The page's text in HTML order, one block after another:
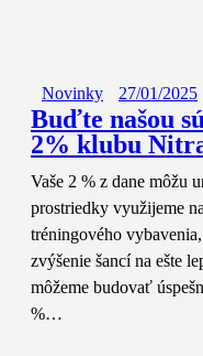
Novinky 27/01/2025
Buďte našou
2% klubu
Vaše 2 % z dane môžu
prostriedky využijeme
tréningového
zvýšenie šancí na ešte
môžeme budovať
%…